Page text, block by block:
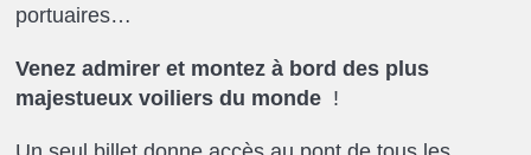
portuaires…
Venez admirer et montez à bord des plus
majestueux voiliers du monde !